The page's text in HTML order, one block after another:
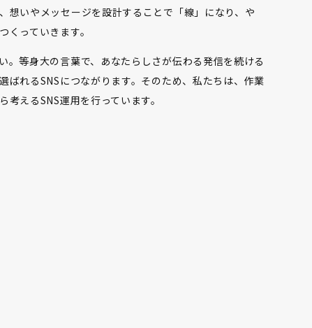
想いやメッセージを設計することで「線」になり、や
くっていきます。
。等身大の言葉で、あなたらしさが伝わる発信を続ける
ばれるSNSにつながります。そのため、私たちは、作業
えるSNS運用を行っています。